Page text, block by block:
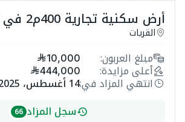
أرض سكنية تجارية 400م2 في القريات
القريات
مبلغ العربون: 10,000
أعلى مزايدة: 444,000
انتهي المزاد في:14 أغسطس، 2025
سجل المزاد 66